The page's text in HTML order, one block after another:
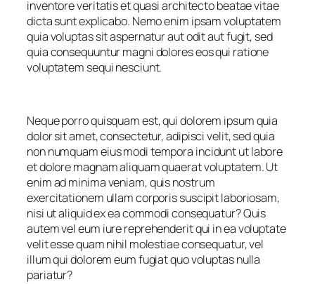
inventore veritatis et quasi architecto beatae vitae
dicta sunt explicabo. Nemo enim ipsam voluptatem
quia voluptas sit aspernatur aut odit aut fugit, sed
quia consequuntur magni dolores eos qui ratione
voluptatem sequi nesciunt.
Neque porro quisquam est, qui dolorem ipsum quia
dolor sit amet, consectetur, adipisci velit, sed quia
non numquam eius modi tempora incidunt ut labore
et dolore magnam aliquam quaerat voluptatem. Ut
enim ad minima veniam, quis nostrum
exercitationem ullam corporis suscipit laboriosam,
nisi ut aliquid ex ea commodi consequatur? Quis
autem vel eum iure reprehenderit qui in ea voluptate
velit esse quam nihil molestiae consequatur, vel
illum qui dolorem eum fugiat quo voluptas nulla
pariatur?